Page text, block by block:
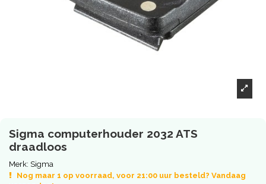
Sigma computerhouder 2032 ATS
draadloos
Merk: Sigma
Nog maar 1 op voorraad, voor 21:00 uur besteld? Vandaag